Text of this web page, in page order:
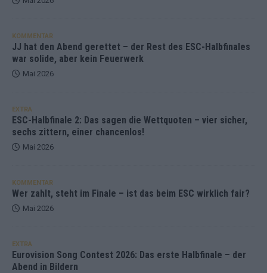
KOMMENTAR
JJ hat den Abend gerettet – der Rest des ESC-Halbfinales
war solide, aber kein Feuerwerk
Mai 2026
EXTRA
ESC-Halbfinale 2: Das sagen die Wettquoten – vier sicher,
sechs zittern, einer chancenlos!
Mai 2026
KOMMENTAR
Wer zahlt, steht im Finale – ist das beim ESC wirklich fair?
Mai 2026
EXTRA
Eurovision Song Contest 2026: Das erste Halbfinale – der
Abend in Bildern